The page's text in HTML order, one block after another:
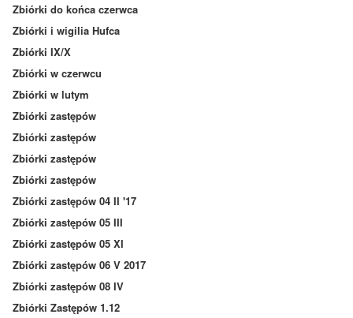
Zbiórki do końca czerwca
Zbiórki i wigilia Hufca
Zbiórki IX/X
Zbiórki w czerwcu
Zbiórki w lutym
Zbiórki zastępów
Zbiórki zastępów
Zbiórki zastępów
Zbiórki zastępów
Zbiórki zastępów 04 II '17
Zbiórki zastępów 05 III
Zbiórki zastępów 05 XI
Zbiórki zastępów 06 V 2017
Zbiórki zastępów 08 IV
Zbiórki Zastępów 1.12